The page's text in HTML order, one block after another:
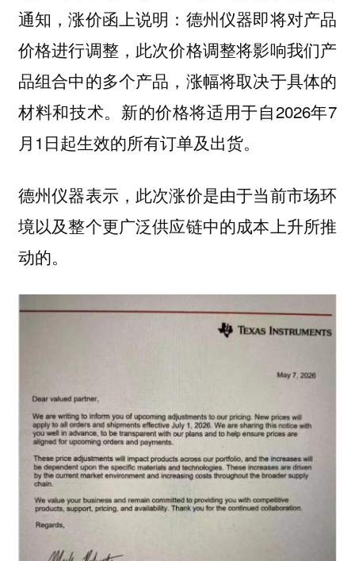
通知，涨价函上说明：德州仪器即将对产品
价格进行调整，此次价格调整将影响我们产
品组合中的多个产品，涨幅将取决于具体的
材料和技术。新的价格将适用于自2026年7
月1日起生效的所有订单及出货。
德州仪器表示，此次涨价是由于当前市场环
境以及整个更广泛供应链中的成本上升所推
动的。